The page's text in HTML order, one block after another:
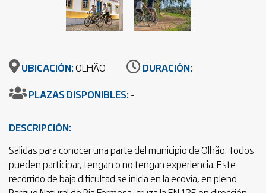
UBICACIÓN:OLHÃO
DURACIÓN:
PLAZAS DISPONIBLES:-
DESCRIPCIÓN:
Salidas para conocer una parte del municipio de Olhão. Todos
pueden participar, tengan o no tengan experiencia. Este
recorrido de baja dificultad se inicia en la ecovía, en pleno